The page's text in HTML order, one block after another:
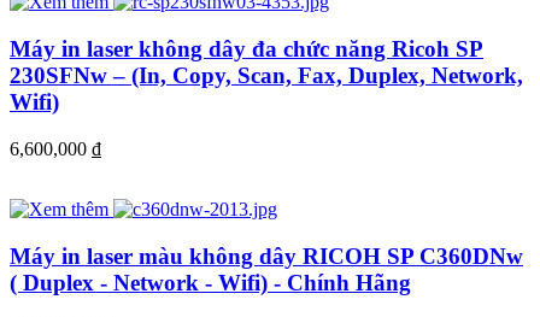
Máy in laser không dây đa chức năng Ricoh SP
230SFNw – (In, Copy, Scan, Fax, Duplex, Network,
Wifi)
6,600,000 đ
Máy in laser màu không dây RICOH SP C360DNw
( Duplex - Network - Wifi) - Chính Hãng